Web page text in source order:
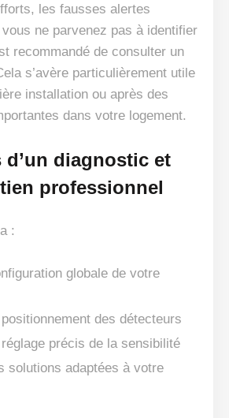
les fausses alertes
ne parvenez pas à identifier
recommandé de consulter un
s’avère particulièrement utile
installation ou après des
dans votre logement.
d’un diagnostic et
professionnel
:
globale de votre
des détecteurs
précis de la sensibilité
solutions adaptées à votre